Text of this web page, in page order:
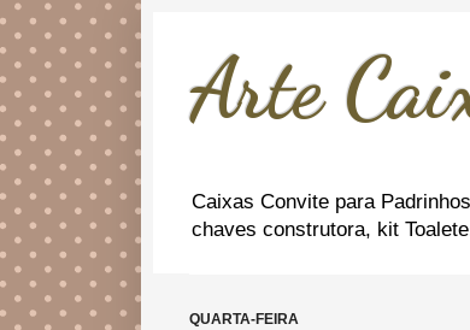
Arte
Caixas Convite para
chaves construtora, kit
QUARTA-FEIRA